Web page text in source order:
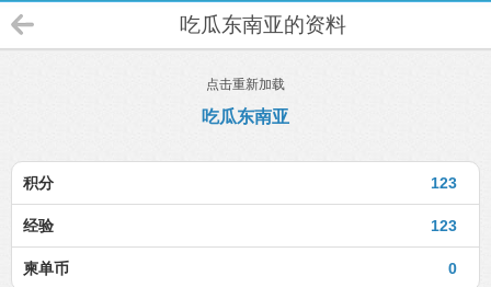
吃瓜东南亚的资料
点击重新加载
吃瓜东南亚
123
积分
123
经验
0
柬单币